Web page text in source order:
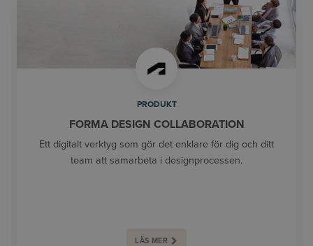
PRODUKT
FORMA DESIGN COLLABORATION
Ett digitalt verktyg som gör det enklare för dig och ditt
team att samarbeta i designprocessen.
LÄS MER